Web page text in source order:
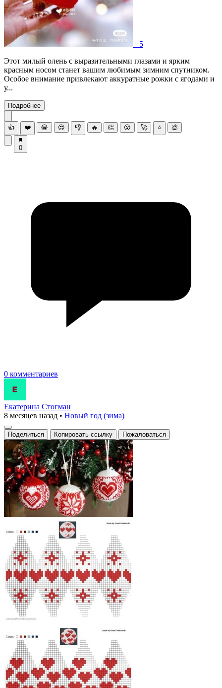
+5
Этот милый олень с выразительными глазами и ярким
красным носом станет вашим любимым зимним спутником.
Особое внимание привлекают аккуратные рожки с ягодами и
у...
Подробнее
👍 ❤️ 😂 😍 👎 🔥 👏 😮 🚀 ⭐ 💩
0
0 комментариев
Екатерина Стогман
8 месяцев назад • Новый год (зима)
Поделиться Копировать ссылку Пожаловаться